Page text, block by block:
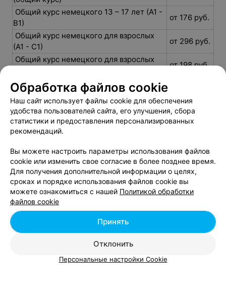
Немецкий для врачей
Немецкий для начинающих с нуля
(общий курс)
от 198 руб.
Общий курс немецкого 13 – 17 лет (А1 -
В1)
от 176 руб.
Общий курс немецкого для взрослых
Общий курс немецкого для взрослых
(А2)
Подготовка к ŐSD (А1 - В1)
от 88 руб.
Подготовка к ŐSD (В2 - С2)
от 88 руб.
Добавить компанию
Добавить специалиста
Обработка файлов cookie
Наш сайт использует файлы cookie для обеспечения
удобства пользователей сайта, его улучшения, сбора
статистики и предоставления персонализированных
рекомендаций.
Вы можете настроить параметры использования файлов
cookie или изменить свое согласие в более позднее время.
Для получения дополнительной информации о целях,
сроках и порядке использования файлов cookie вы
можете ознакомиться с нашей Политикой обработки
файлов cookie
Отклонить
Принять
Персональные настройки Cookie